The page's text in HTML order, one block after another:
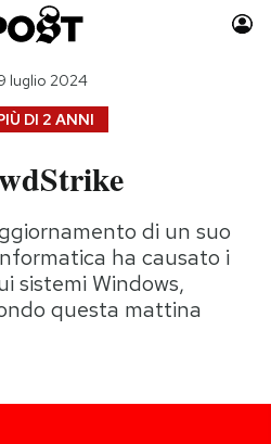
Auto
Moda
Consumismi
Storie/Idee
Ok Boomer!
Altrecose
DI 2 ANNI
luglio 2024
di un suo
ha causato i
sistemi Windows,
questa mattina